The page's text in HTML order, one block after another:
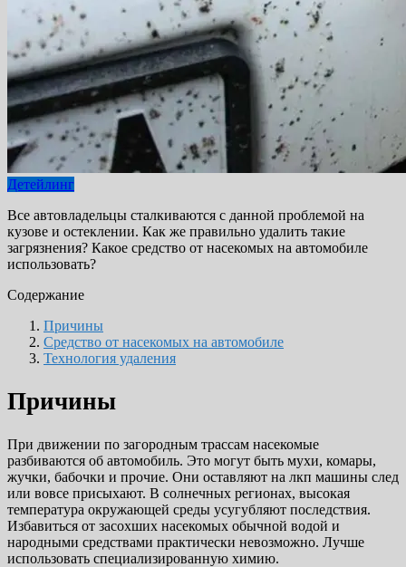
Детейлинг
Все автовладельцы сталкиваются с данной проблемой на
кузове и остеклении. Как же правильно удалить такие
загрязнения? Какое средство от насекомых на автомобиле
использовать?
Содержание
Причины
Средство от насекомых на автомобиле
Технология удаления
Причины
При движении по загородным трассам насекомые
разбиваются об автомобиль. Это могут быть мухи, комары,
жучки, бабочки и прочие. Они оставляют на лкп машины след
или вовсе присыхают. В солнечных регионах, высокая
температура окружающей среды усугубляют последствия.
Избавиться от засохших насекомых обычной водой и
народными средствами практически невозможно. Лучше
использовать специализированную химию.